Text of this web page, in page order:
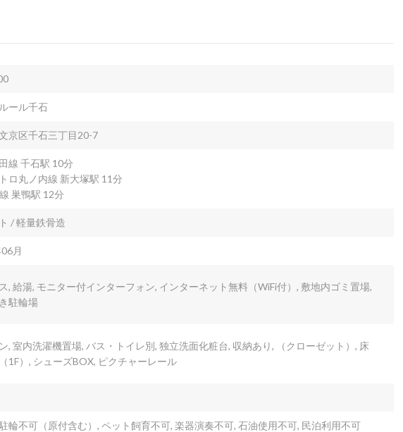
ール千石
京区千石三丁目20-7
線 千石駅 10分
ロ丸ノ内線 新大塚駅 11分
巣鴨駅 12分
/ 軽量鉄骨造
月
, 給湯, モニター付インターフォン, インターネット無料（WiFi付）, 敷地内ゴミ置場,
駐輪場
, 室内洗濯機置場, バス・トイレ別, 独立洗面化粧台, 収納あり, （クローゼット）, 床
1F）, シューズBOX, ピクチャーレール
輪不可（原付含む）, ペット飼育不可, 楽器演奏不可, 石油使用不可, 民泊利用不可